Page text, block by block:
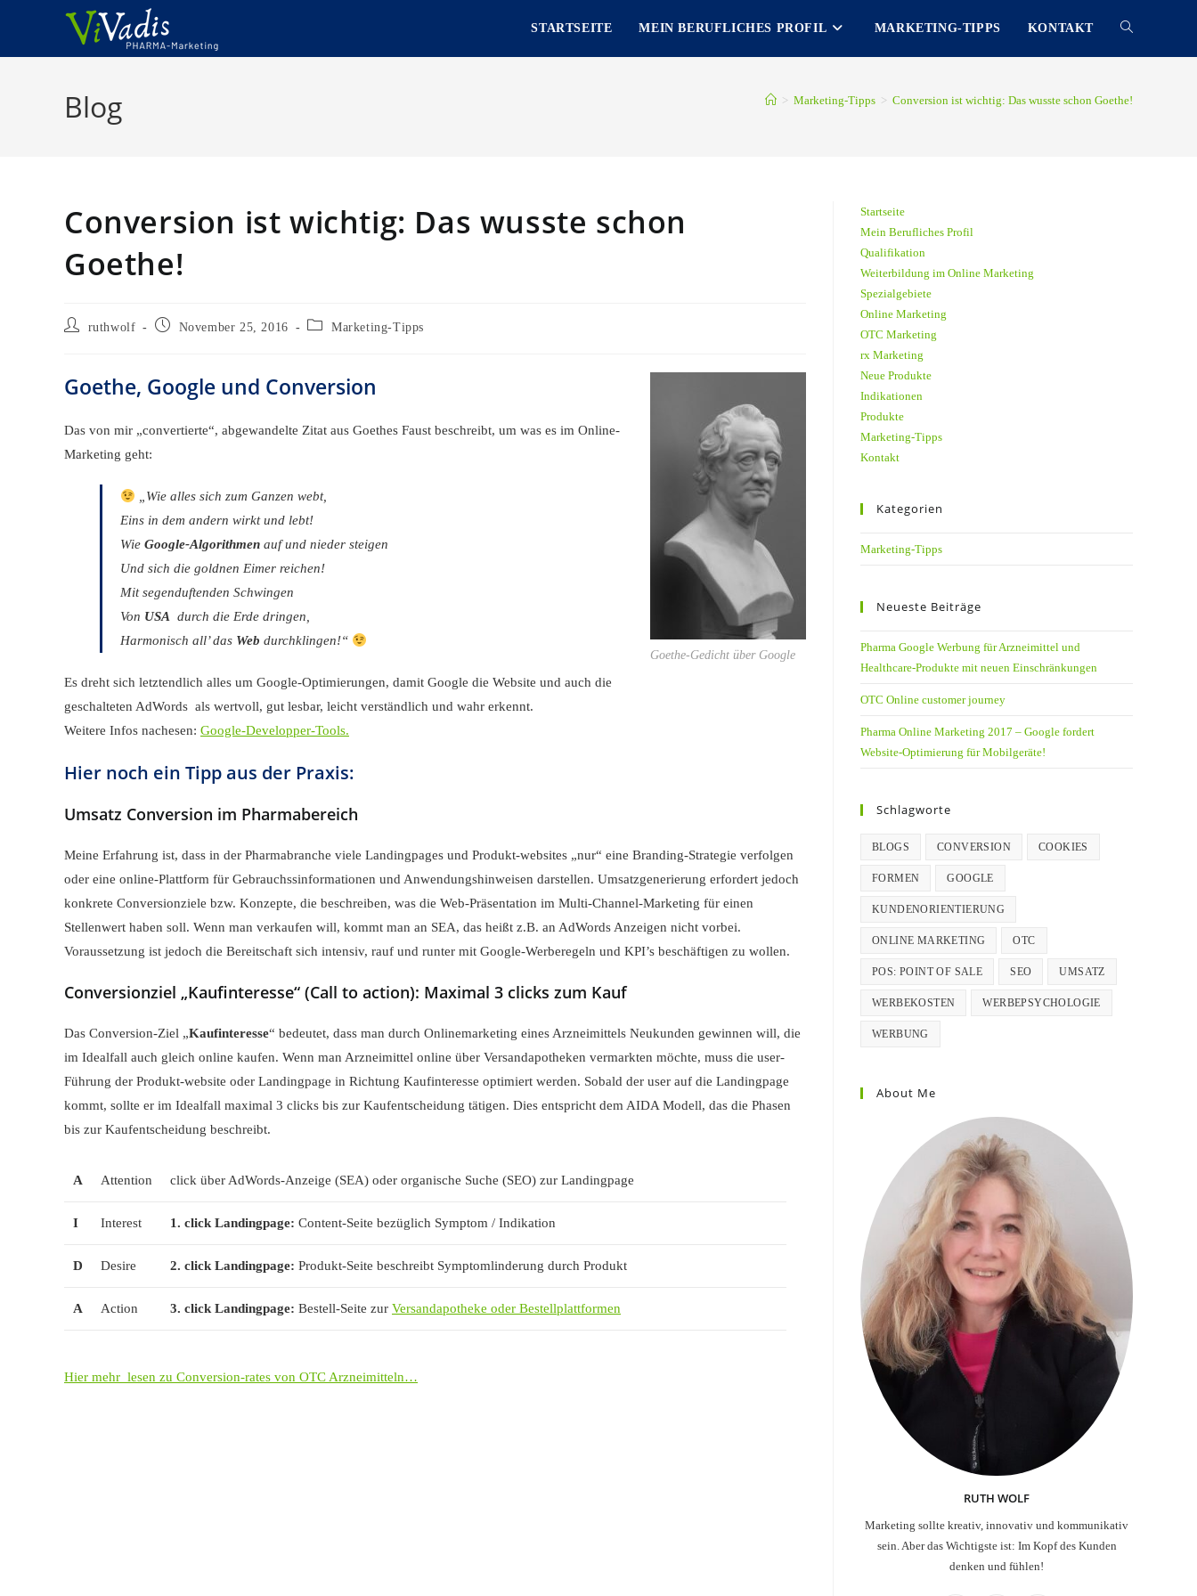
springen
STARTSEITE MEIN BERUFLICHES PROFIL MARKETING-TIPPS KONTAKT TOGGLE
Blog > Marketing-Tipps > Conversion ist wichtig: Das wusste schon Goethe!
Conversion ist wichtig: Das wusste schon
Goethe!
Beitrags-ruthwolf
BeitragNovember 25, 2016
Beitrags-Marketing-Tipps
Goethe-Gedicht über Google
Goethe, Google und Conversion
Das von mir „convertierte“, abgewandelte Zitat aus Goethes Faust beschreibt, um was es im Online-
Marketing geht:
Wie alles sich zum Ganzen webt,
Eins in dem andern wirkt und lebt!
Wie Google-Algorithmen auf und nieder steigen
Und sich die goldnen Eimer reichen!
Mit segenduftenden Schwingen
Von USA durch die Erde dringen,
Harmonisch all’ das Web durchklingen!“
Es dreht sich letztendlich alles um Google-Optimierungen, damit Google die Website und auch die
geschalteten AdWords als wertvoll, gut lesbar, leicht verständlich und wahr erkennt.
Weitere Infos nachesen: Google-Developper-Tools.
Hier noch ein Tipp aus der Praxis:
Umsatz Conversion im Pharmabereich
Meine Erfahrung ist, dass in der Pharmabranche viele Landingpages und Produkt-websites „nur“ eine Branding-Strategie verfolgen
oder eine online-Plattform für Gebrauchssinformationen und Anwendungshinweisen darstellen. Umsatzgenerierung erfordert jedoch
konkrete Conversionziele bzw. Konzepte, die beschreiben, was die Web-Präsentation im Multi-Channel-Marketing für einen
Stellenwert haben soll. Wenn man verkaufen will, kommt man an SEA, das heißt z.B. an AdWords Anzeigen nicht vorbei.
Voraussetzung ist jedoch die Bereitschaft sich intensiv, rauf und runter mit Google-Werberegeln und KPI’s beschäftigen zu wollen.
Conversionziel „Kaufinteresse“ (Call to action): Maximal 3 clicks zum Kauf
Das Conversion-Ziel „Kaufinteresse“ bedeutet, dass man durch Onlinemarketing eines Arzneimittels Neukunden gewinnen will, die
im Idealfall auch gleich online kaufen. Wenn man Arzneimittel online über Versandapotheken vermarkten möchte, muss die user-
Führung der Produkt-website oder Landingpage in Richtung Kaufinteresse optimiert werden. Sobald der user auf die Landingpage
kommt, sollte er im Idealfall maximal 3 clicks bis zur Kaufentscheidung tätigen. Dies entspricht dem AIDA Modell, das die Phasen
bis zur Kaufentscheidung beschreibt.
A Attention click über AdWords-Anzeige (SEA) oder organische Suche (SEO) zur Landingpage
I Interest 1. click Landingpage: Content-Seite bezüglich Symptom / Indikation
D Desire 2. click Landingpage: Produkt-Seite beschreibt Symptomlinderung durch Produkt
A Action 3. click Landingpage: Bestell-Seite zur Versandapotheke oder Bestellplattformen
Hier mehr lesen zu Conversion-rates von OTC Arzneimitteln…
Startseite
Mein Berufliches Profil
Qualifikation
Weiterbildung im Online Marketing
Spezialgebiete
Online Marketing
OTC Marketing
rx Marketing
Neue Produkte
Indikationen
Produkte
Marketing-Tipps
Kontakt
Kategorien
Marketing-Tipps
Neueste Beiträge
Pharma Google Werbung für Arzneimittel und
Healthcare-Produkte mit neuen Einschränkungen
OTC Online customer journey
Pharma Online Marketing 2017 – Google fordert
Website-Optimierung für Mobilgeräte!
Schlagworte
BLOGS CONVERSION COOKIES
FORMEN GOOGLE
KUNDENORIENTIERUNG
ONLINE MARKETING OTC
POS: POINT OF SALE SEO UMSATZ
WERBEKOSTEN WERBEPSYCHOLOGIE
WERBUNG
About Me
RUTH WOLF
Marketing sollte kreativ, innovativ und kommunikativ
sein. Aber das Wichtigste ist: Im Kopf des Kunden
denken und fühlen!